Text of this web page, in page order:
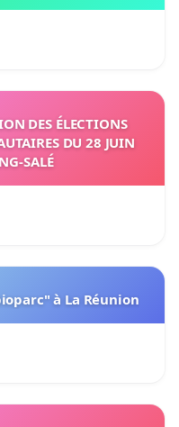
DES ÉLECTIONS
DU 28 JUIN
SALÉ
à La Réunion